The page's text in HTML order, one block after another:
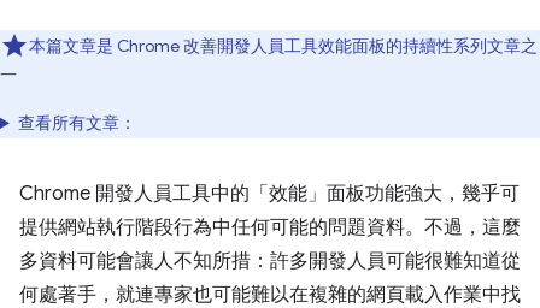
本篇文章是 Chrome 改善開發人員工具效能面板的持續性系列文章之
一
查看所有文章：
Chrome 開發人員工具中的「效能」 面板功能強大，幾乎可
提供網站執行階段行為中任何可能的問題資料。不過，這麼
多資料可能會讓人不知所措：許多開發人員可能很難知道從
何處著手，就連專家也可能難以在複雜的網頁載入作業中找